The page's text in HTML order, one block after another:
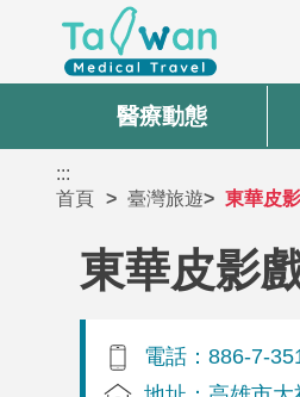
醫療動態
:::
首頁
臺灣旅遊 東華皮
東華皮影
電話：886-7-